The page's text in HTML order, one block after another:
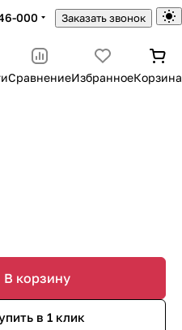
000 Заказать звонок
СравнениеИзбранноеКорзина
В корзину
в 1 клик